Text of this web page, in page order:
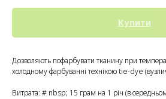
Купити
Дозволяють пофарбувати тканину при
холодному фарбуванні технікою tie-dye
Витрата: # nbsp; 15 грам на 1 річ (в